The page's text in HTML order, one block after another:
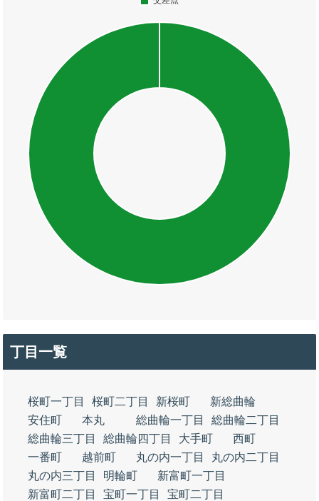
丁目一覧
桜町一丁目 桜町二丁目 新桜町
新総曲輪
安住町
本丸 総曲輪一丁目
総曲輪二丁目
総曲輪三丁目
総曲輪四丁目 大手町
西町
一番町
越前町 丸の内一丁目
丸の内二丁目
丸の内三丁目
明輪町
新富町一丁目
新富町二丁目
宝町一丁目
宝町二丁目